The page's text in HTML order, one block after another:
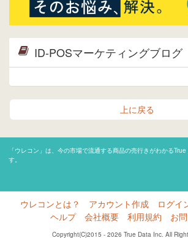
ID-POSマーケティングブログ
上に戻る
「ウレコン」は、今の市場で流通する商品の売行きがわかる
す。
ウレコンとは？ アカウント作成 ログイ
ヘルプ
会社概要 利用規約 お
Copyright(C)2015 - 2026 True Data Inc. All